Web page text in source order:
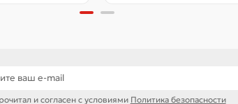
и согласен с условиями Политика безопасности